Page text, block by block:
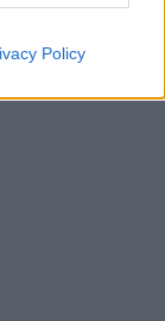
Policy